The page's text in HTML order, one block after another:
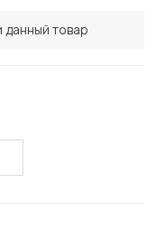
данный товар